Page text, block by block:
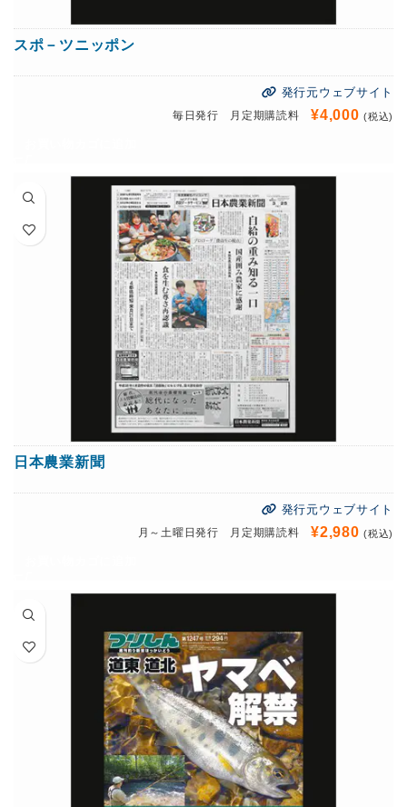
スポ－ツニッポン
発行元ウェブサイト
毎日発行 月定期購読料¥4,000 (税込)
日本農業新聞
発行元ウェブサイト
月～土曜日発行 月定期購読料¥2,980 (税込)